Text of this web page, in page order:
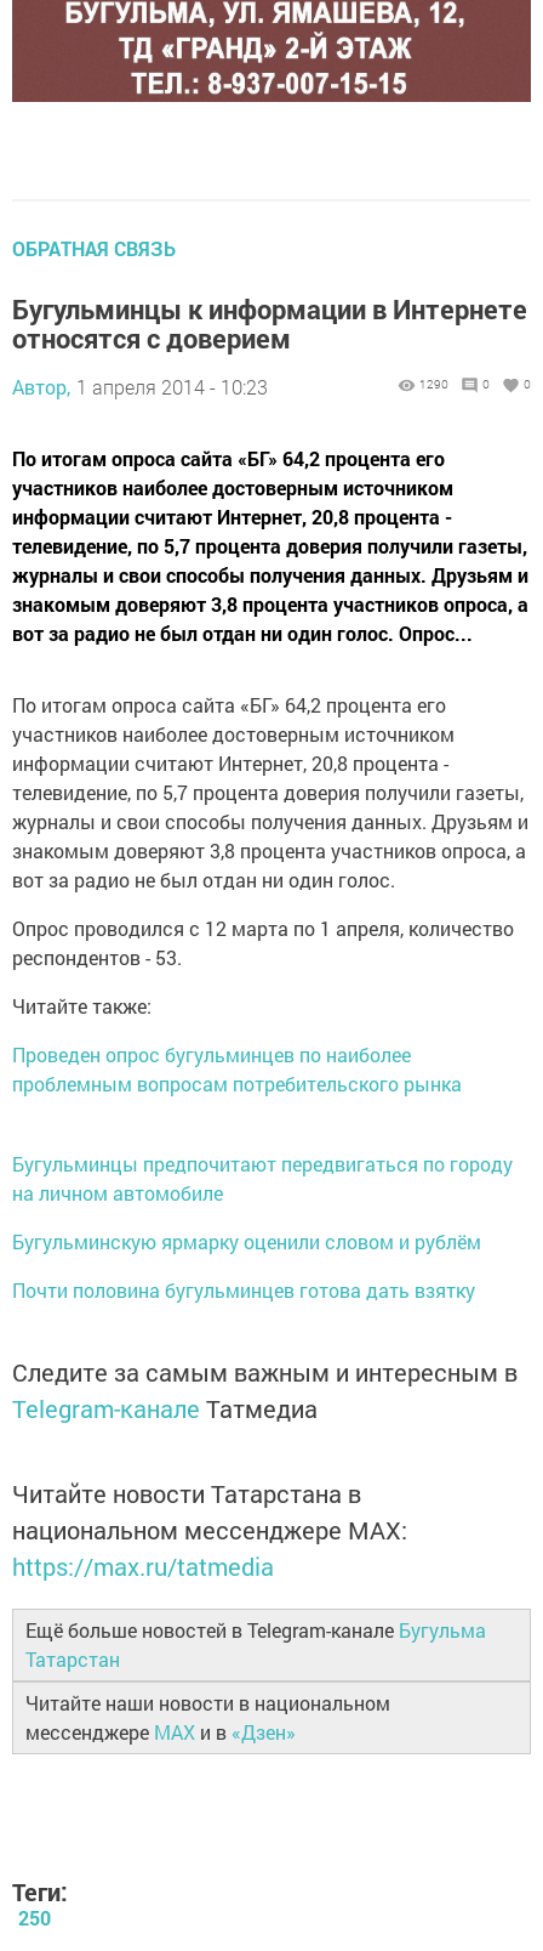
ОБРАТНАЯ СВЯЗЬ
Бугульминцы к информации в Интернете
относятся с доверием
Автор, 1 апреля 2014 - 10:23 1290 0 0
По итогам опроса сайта «БГ» 64,2 процента его
участников наиболее достоверным источником
информации считают Интернет, 20,8 процента -
телевидение, по 5,7 процента доверия получили газеты,
журналы и свои способы получения данных. Друзьям и
знакомым доверяют 3,8 процента участников опроса, а
вот за радио не был отдан ни один голос. Опрос...
По итогам опроса сайта «БГ» 64,2 процента его
участников наиболее достоверным источником
информации считают Интернет, 20,8 процента -
телевидение, по 5,7 процента доверия получили газеты,
журналы и свои способы получения данных. Друзьям и
знакомым доверяют 3,8 процента участников опроса, а
вот за радио не был отдан ни один голос.
Опрос проводился с 12 марта по 1 апреля, количество
респондентов - 53.
Читайте также:
Проведен опрос бугульминцев по наиболее
проблемным вопросам потребительского рынка
Бугульминцы предпочитают передвигаться по городу
на личном автомобиле
Бугульминскую ярмарку оценили словом и рублём
Почти половина бугульминцев готова дать взятку
Следите за самым важным и интересным в
Telegram-канале Татмедиа
Читайте новости Татарстана в
национальном мессенджере MАХ:
https://max.ru/tatmedia
Ещё больше новостей в Telegram-канале Бугульма
Татарстан
Читайте наши новости в национальном
мессенджере MAX и в «Дзен»
Теги:
250